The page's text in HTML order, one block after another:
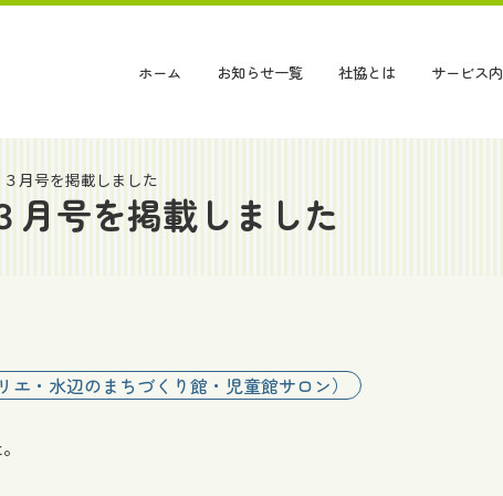
ホーム お知らせ一覧 社協とは サービス
月号を掲載しました
月号を掲載しました
エ・水辺のまちづくり館・児童館サロン）